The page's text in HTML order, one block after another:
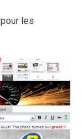
pour les